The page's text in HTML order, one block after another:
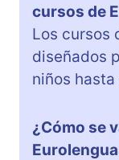
cursos de
Los cursos
diseñados
niños
¿Cómo se